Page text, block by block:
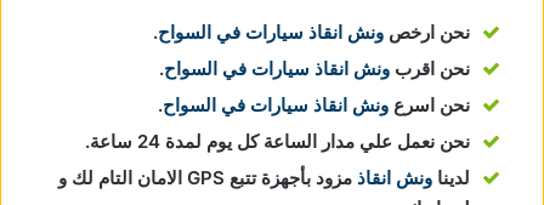
نحن ارخص ونش انقاذ سيارات في السواح.
نحن اقرب ونش انقاذ سيارات في السواح.
نحن اسرع ونش انقاذ سيارات في السواح.
نحن نعمل علي مدار الساعة كل يوم لمدة 24 ساعة.
لدينا ونش انقاذ
مزود بأجهزة تتبع GPS الامان التام لك و